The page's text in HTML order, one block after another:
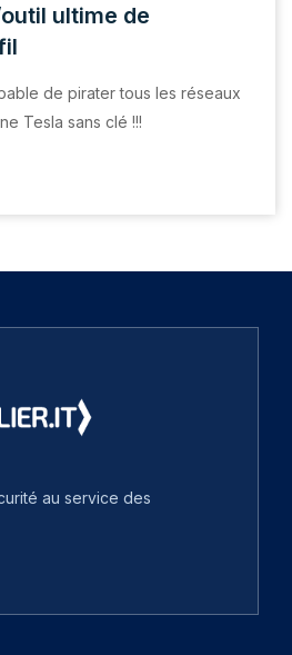
ultime de
de pirater tous les réseaux
Tesla sans clé !!!
au service des